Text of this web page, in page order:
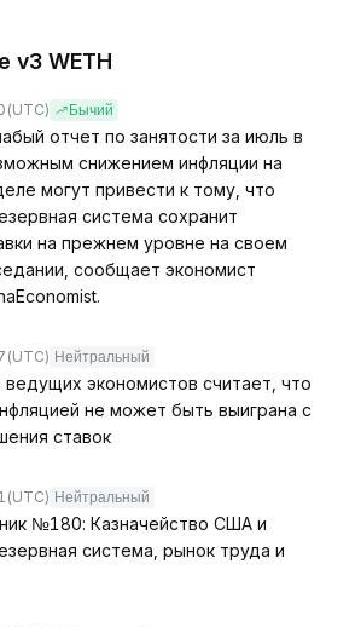
v3 WETH
(UTC) Бычий
отчет по занятости за июль в
снижением инфляции на
могут привести к тому, что
система сохранит
на прежнем уровне на своем
сообщает экономист
(UTC) Нейтральный
экономистов считает, что
не может быть выиграна с
ставок
(UTC) Нейтральный
№180: Казначейство США и
система, рынок труда и